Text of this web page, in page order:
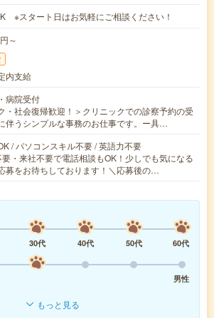
※スタート日はお気軽にご相談ください！
～
内支給
病院受付
・社会復帰歓迎！＞クリニックでの診察予約の受
伴うシンプルな事務のお仕事です。ー具…
/ パソコンスキル不要 / 英語力不要
・来社不要で電話相談もOK！少しでも気になる
募をお待ちしております！＼応募後の…
30代 40代 50代
60代
男性
もっと見る